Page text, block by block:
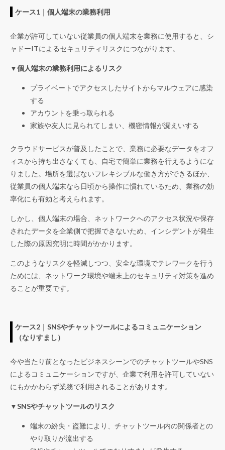
ケース1｜個人端末の業務利用
企業が許可していない従業員の個人端末を業務に使用すると、シ
ャドーITによるセキュリティリスクにつながります。
▼個人端末の業務利用によるリスク
プライベートでアクセスしたサイトからマルウェアに感染
する
アカウントを乗っ取られる
家族や友人に見られてしまい、機密情報が漏えいする
クラウドサービスが普及したことで、業務に必要なデータをオフ
ィスから持ち出さなくても、自宅で簡単に業務を行えるようにな
りました。場所を選ばないフレキシブルな働き方ができるほか、
従業員の個人端末なら日頃から操作に慣れているため、業務の効
率化にも有効と考えられます。
しかし、個人端末の場合、ネットワークへのアクセス状況や保存
されたデータを企業側で把握できないため、インシデントが発生
した際の原因究明に時間がかかります。
このようなリスクを軽減しつつ、安全な環境でテレワークを行う
ためには、ネットワーク環境や端末上のセキュリティ対策を進め
ることが重要です。
ケース2｜SNSやチャットツールによるコミュニケーション
（なりすまし）
今や当たり前となったビジネスシーンでのチャットツールやSNS
によるコミュニケーションですが、企業で利用を許可していない
にもかかわらず業務で利用されることがあります。
▼SNSやチャットツールのリスク
端末の紛失・盗難により、チャットツール内の関係者との
やり取りが流出する